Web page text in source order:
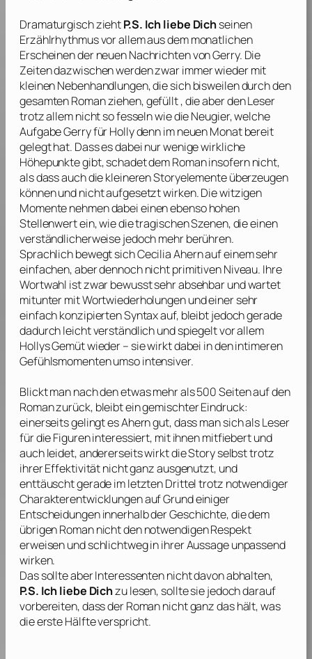
Dramaturgisch ziehtP.S. Ich liebe Dichseinen
Erzählrhythmus vor allem aus dem monatlichen
Erscheinen der neuen Nachrichten von Gerry. Die
Zeiten dazwischen werden zwar immer wieder mit
kleinen Nebenhandlungen, die sich bisweilen durch den
gesamten Roman ziehen, gefüllt , die aber den Leser
trotz allem nicht so fesseln wie die Neugier, welche
Aufgabe Gerry für Holly denn im neuen Monat bereit
gelegt hat. Dass es dabei nur wenige wirkliche
Höhepunkte gibt, schadet dem Roman insofern nicht,
als dass auch die kleineren Storyelemente überzeugen
können und nicht aufgesetzt wirken. Die witzigen
Momente nehmen dabei einen ebenso hohen
Stellenwert ein, wie die tragischen Szenen, die einen
verständlicherweise jedoch mehr berühren.
Sprachlich bewegt sichCecilia Ahernauf einem sehr
einfachen, aber dennoch nicht primitiven Niveau. Ihre
Wortwahl ist zwar bewusst sehr absehbar und wartet
mitunter mit Wortwiederholungen und einer sehr
einfach konzipierten Syntax auf, bleibt jedoch gerade
dadurch leicht verständlich und spiegelt vor allem
Hollys Gemüt wieder – sie wirkt dabei in den intimeren
Gefühlsmomenten umso intensiver.
Blickt man nach den etwas mehr als 500 Seiten auf den
Roman zurück, bleibt ein gemischter Eindruck:
einerseits gelingt esAherngut, dass man sich als Leser
für die Figuren interessiert, mit ihnen mitfiebert und
auch leidet, andererseits wirkt die Story selbst trotz
ihrer Effektivität nicht ganz ausgenutzt, und
enttäuscht gerade im letzten Drittel trotz notwendiger
Charakterentwicklungen auf Grund einiger
Entscheidungen innerhalb der Geschichte, die dem
übrigen Roman nicht den notwendigen Respekt
erweisen und schlichtweg in ihrer Aussage unpassend
wirken.
Das sollte aber Interessenten nicht davon abhalten,
P.S. Ich liebe Dichzu lesen, sollte sie jedoch darauf
vorbereiten, dass der Roman nicht ganz das hält, was
die erste Hälfte verspricht.